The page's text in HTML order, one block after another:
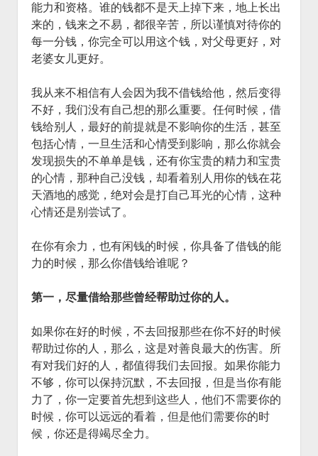
能力和资格。谁的钱都不是天上掉下来，地上长出
来的，钱来之不易，都很辛苦，所以谨慎对待你的
每一分钱，你完全可以用这个钱，对父母更好，对
老婆女儿更好。
我从来不相信有人会因为我不借钱给他，然后变得
不好，我们没有自己想的那么重要。任何时候，借
钱给别人，最好的前提就是不影响你的生活，甚至
包括心情，一旦生活和心情受到影响，那么你就会
发现损失的不单单是钱，还有你宝贵的精力和宝贵
的心情，那种自己没钱，却看着别人用你的钱在花
天酒地的感觉，绝对会是打自己耳光的心情，这种
心情还是别尝试了。
在你有余力，也有闲钱的时候，你具备了借钱的能
力的时候，那么你借钱给谁呢？
第一，尽量借给那些曾经帮助过你的人。
如果你在好的时候，不去回报那些在你不好的时候
帮助过你的人，那么，这是对善良最大的伤害。所
有对我们好的人，都值得我们去回报。如果你能力
不够，你可以保持沉默，不去回报，但是当你有能
力了，你一定要首先想到这些人，他们不需要你的
时候，你可以远远的看着，但是他们需要你的时
候，你还是得竭尽全力。